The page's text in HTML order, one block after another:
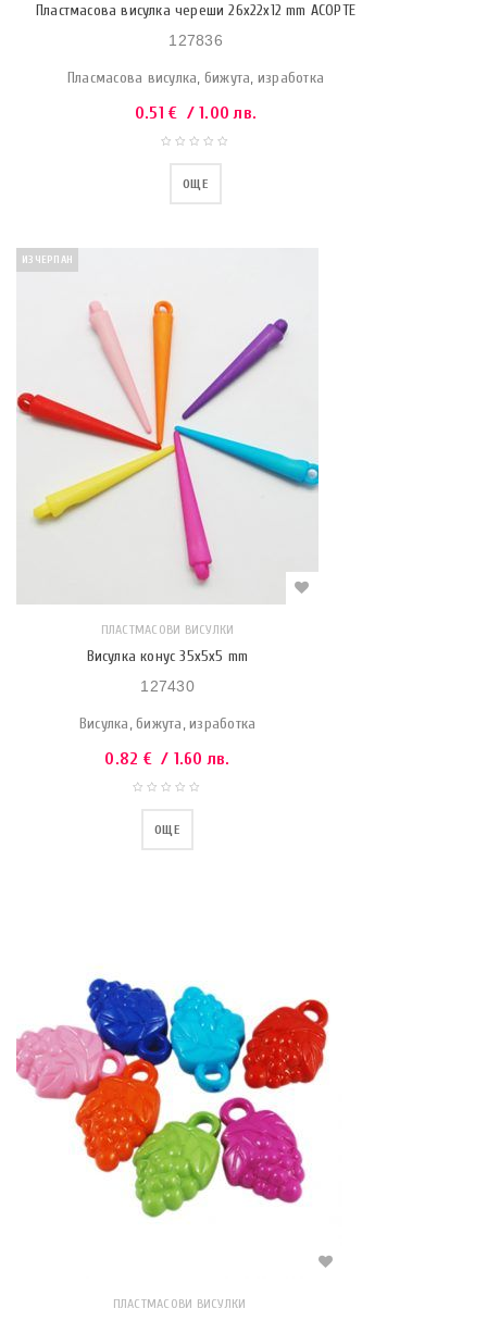
Пластмасова висулка череши 26х22х12 mm АСОРТЕ
127836
Пласмасова висулка, бижута, изработка
0.51€ / 1.00 лв.
ОЩЕ
ИЗЧЕРПАН
ПЛАСТМАСОВИ ВИСУЛКИ
Висулка конус 35х5х5 mm
127430
Висулка, бижута, изработка
0.82 € / 1.60 лв.
ОЩЕ
ПЛАСТМАСОВИ ВИСУЛКИ